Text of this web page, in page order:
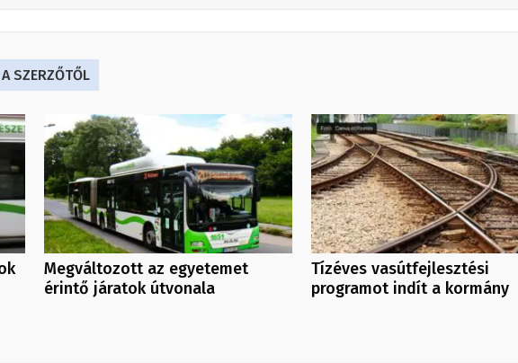
SZERZŐTŐL
Megváltozott az egyetemet
érintő járatok útvonala
Tízéves vasútfejlesztési
programot indít a kormány